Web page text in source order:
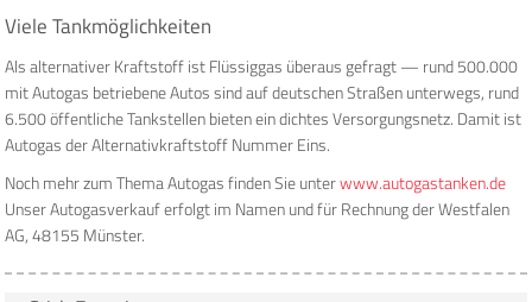
Viele Tankmöglichkeiten
Als alternativer Kraftstoff ist Flüssiggas überaus gefragt — rund 500.000
mit Autogas betriebene Autos sind auf deutschen Straßen unterwegs, rund
6.500 öffentliche Tankstellen bieten ein dichtes Versorgungsnetz. Damit ist
Autogas der Alternativkraftstoff Nummer Eins.
Noch mehr zum Thema Autogas finden Sie unterwww.autogastanken.de
Unser Autogasverkauf erfolgt im Namen und für Rechnung der Westfalen
AG, 48155 Münster.